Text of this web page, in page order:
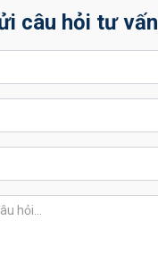
câu hỏi tư vấn